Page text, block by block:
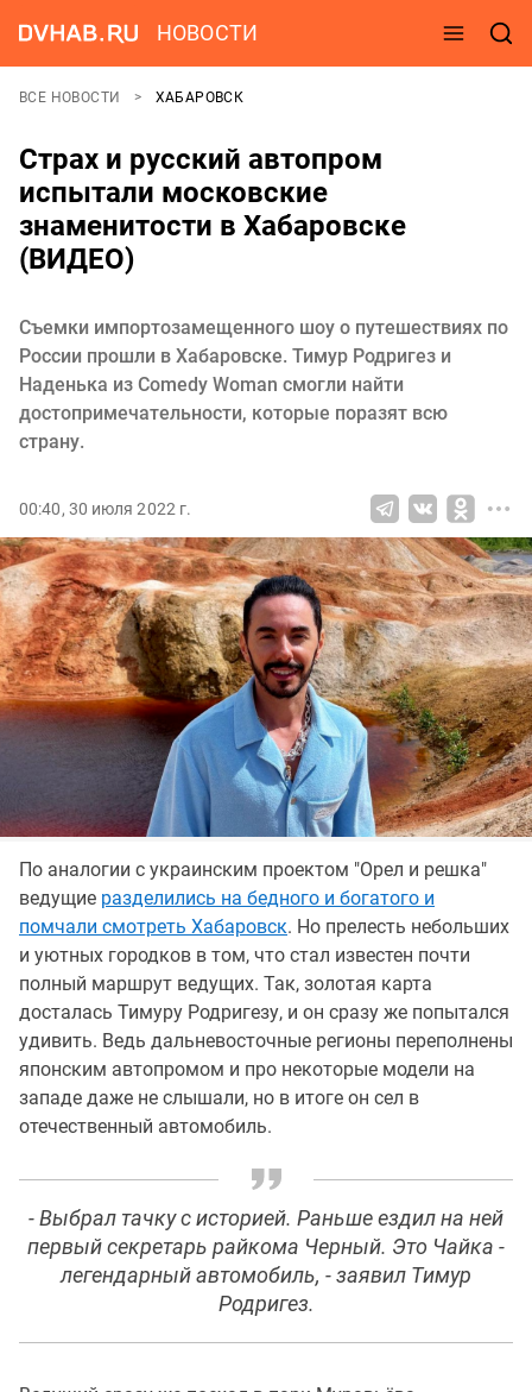
НОВОСТИ
ВСЕ НОВОСТИ ХАБАРОВСК
Страх и русский автопром
испытали московские
знаменитости в Хабаровске
(ВИДЕО)
Съемки импортозамещенного шоу о путешествиях по
России прошли в Хабаровске. Тимур Родригез и
Наденька из Comedy Woman смогли найти
достопримечательности, которые поразят всю
страну.
00:40, 30 июля 2022 г.
По аналогии с украинским проектом "Орел и решка"
ведущие разделились на бедного и богатого и
помчали смотреть Хабаровск. Но прелесть небольших
и уютных городков в том, что стал известен почти
полный маршрут ведущих. Так, золотая карта
досталась Тимуру Родригезу, и он сразу же попытался
удивить. Ведь дальневосточные регионы переполнены
японским автопромом и про некоторые модели на
западе даже не слышали, но в итоге он сел в
отечественный автомобиль.
- Выбрал тачку с историей. Раньше ездил на ней
первый секретарь райкома Черный. Это Чайка -
легендарный автомобиль, - заявил Тимур
Родригез.